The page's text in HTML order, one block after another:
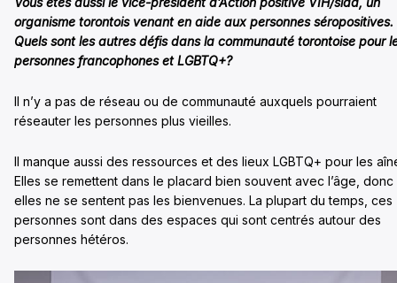
organisme torontois venant en aide aux personnes séropositives.
Quels sont les autres défis dans la communauté torontoise pour
personnes francophones et LGBTQ+?
Il n’y a pas de réseau ou de communauté auxquels pourraient
réseauter les personnes plus vieilles.
Il manque aussi des ressources et des lieux LGBTQ+ pour les
Elles se remettent dans le placard bien souvent avec l’âge, donc
elles ne se sentent pas les bienvenues. La plupart du temps, ces
personnes sont dans des espaces qui sont centrés autour des
personnes hétéros.